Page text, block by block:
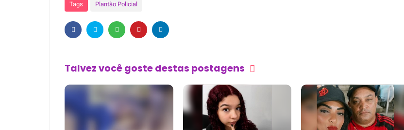
Tags Plantão Policial
Talvez você goste destas postagens